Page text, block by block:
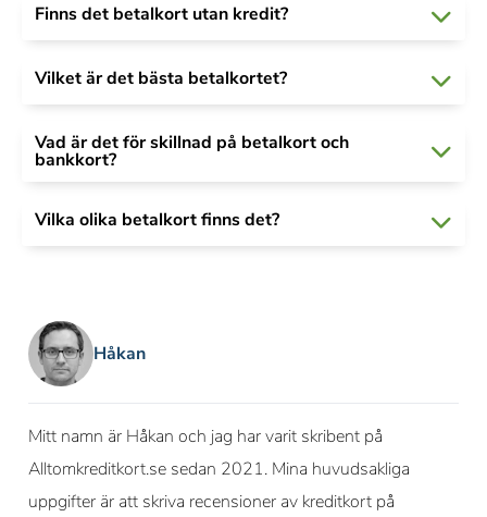
Finns det betalkort utan kredit?
Vilket är det bästa betalkortet?
Vad är det för skillnad på betalkort och
bankkort?
Vilka olika betalkort finns det?
Håkan
Mitt namn är Håkan och jag har varit skribent på
Alltomkreditkort.se sedan 2021. Mina huvudsakliga
uppgifter är att skriva recensioner av kreditkort på